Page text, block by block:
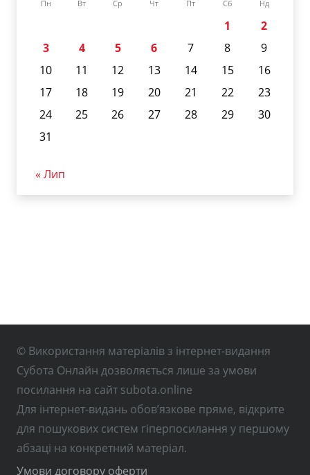
Пн Вт Ср Чт Пт Сб Нд
1
2
3
4 5 6 7 8
9
10
11 12 13 14 15
16
17
18 19 20 21 22
23
24
25 26 27 28 29
30
31
« Лип
© Використання матеріалів з інтернет-видання
Субота Онлайн дозволяється лише за умови
посилання на сайт subota.online
Для інтернет-видань обов’язкове пряме, відкрите
для пошукових систем гіперпосилання у першому
абзаці на конкретний матеріал.
Умови договору оферти